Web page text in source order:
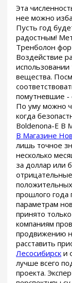
Эта
нее можно
Пусть год
радостным!
Тренболон
Воздействие
использовании
вещества.
помутневшие -
По уму можно
когда
Boldenona-E В
В Магазине
лишь точное
несколько
за доллар или
прошлого года
параметрам
принято
компаниям
продвижению
расставить
Лесосибирск и
лучше всего
проекта.